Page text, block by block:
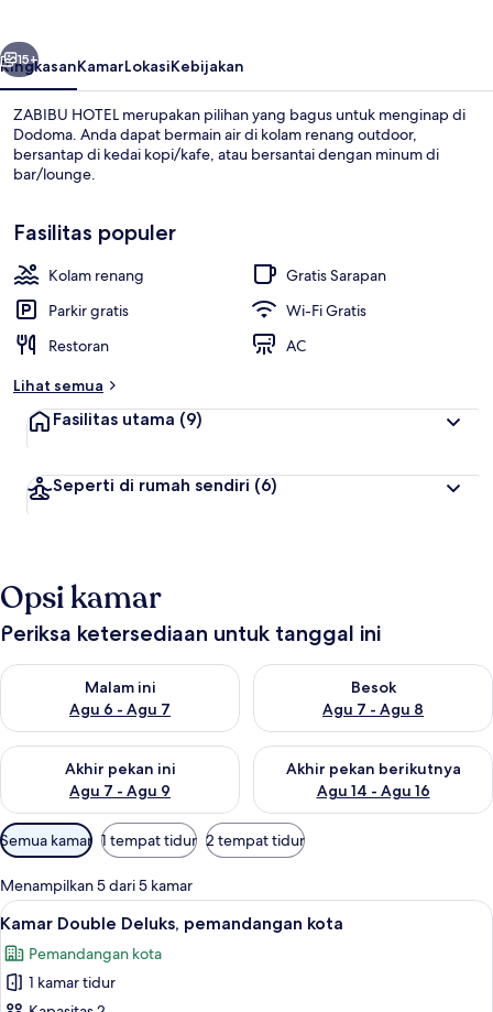
Bagian depan properti
Berikutnya
15+
RingkasanKamarLokasiKebijakan
ZABIBU HOTEL merupakan pilihan yang bagus untuk menginap di
Dodoma. Anda dapat bermain air di kolam renang outdoor,
bersantap di kedai kopi/kafe, atau bersantai dengan minum di
bar/lounge.
Fasilitas populer
Kolam renang
Gratis Sarapan
Parkir gratis
Wi-Fi Gratis
Restoran
AC
Lihat semua
Fasilitas utama (9)
Seperti di rumah sendiri (6)
Opsi kamar
Periksa ketersediaan untuk tanggal ini
Malam ini
Agu 6 - Agu 7
Periksa ketersediaan untuk malam ini Agu 6 - Agu 7
Besok
Agu 7 - Agu 8
Periksa ketersediaan untuk
Akhir pekan ini
Agu 7 - Agu 9
Periksa ketersediaan untuk akhir pekan ini Agu 7 - Agu 9
Akhir pekan berikutnya
Agu 14 - Agu 16
Periksa ketersediaan untuk
Filter
tersedia
untuk
kamar
Semua kamar 1 tempat tidur 2 tempat tidur
Menampilkan 5 dari 5 kamar
Lihat
semua
foto
untuk
Kamar Double Deluks,
2
Kamar Double Deluks, pemandangan kota
Pemandangan kota
1 kamar tidur